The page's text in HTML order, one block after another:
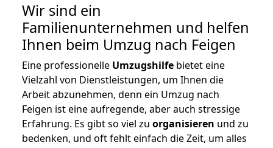
Wir sind ein
Familienunternehmen und helfen
Ihnen beim Umzug nach Feigen
Eine professionelle Umzugshilfe bietet eine
Vielzahl von Dienstleistungen, um Ihnen die
Arbeit abzunehmen, denn ein Umzug nach
Feigen ist eine aufregende, aber auch stressige
Erfahrung. Es gibt so viel zu organisieren und zu
bedenken, und oft fehlt einfach die Zeit, um alles